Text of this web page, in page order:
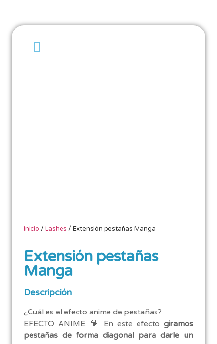
Inicio /Lashes / Extensión pestañas Manga
Extensión pestañas
Manga
Descripción
¿Cuál es el efecto anime de pestañas?
EFECTO ANIME. 💗 En este efecto giramos
pestañas de forma diagonal para darle un